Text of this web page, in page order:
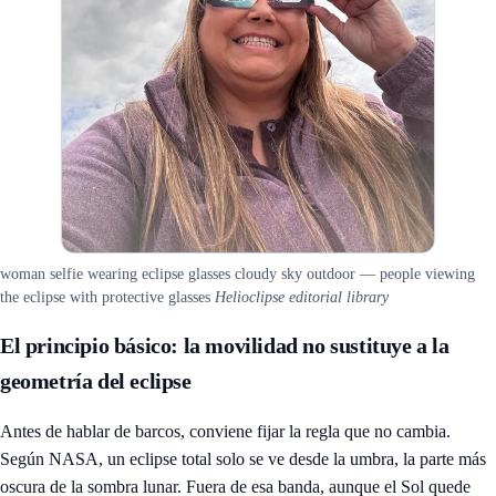
woman selfie wearing eclipse glasses cloudy sky outdoor — people viewing
the eclipse with protective glasses Helioclipse editorial library
El principio básico: la movilidad no sustituye a la
geometría del eclipse
Antes de hablar de barcos, conviene fijar la regla que no cambia.
Según NASA, un eclipse total solo se ve desde la umbra, la parte más
oscura de la sombra lunar. Fuera de esa banda, aunque el Sol quede